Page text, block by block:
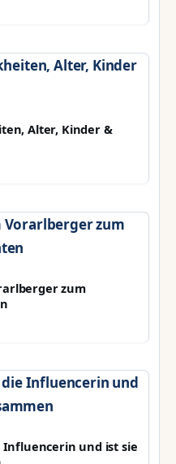
Alter, Kinder &
zum
Influencerin und ist sie